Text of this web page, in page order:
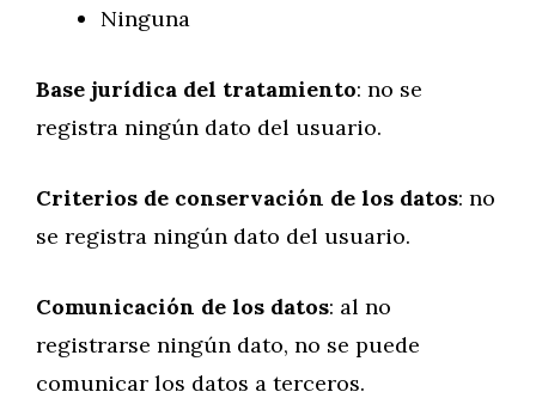
Ninguna
Base jurídica del tratamiento: no se
registra ningún dato del usuario.
Criterios de conservación de los datos: no
se registra ningún dato del usuario.
Comunicación de los datos: al no
registrarse ningún dato, no se puede
comunicar los datos a terceros.